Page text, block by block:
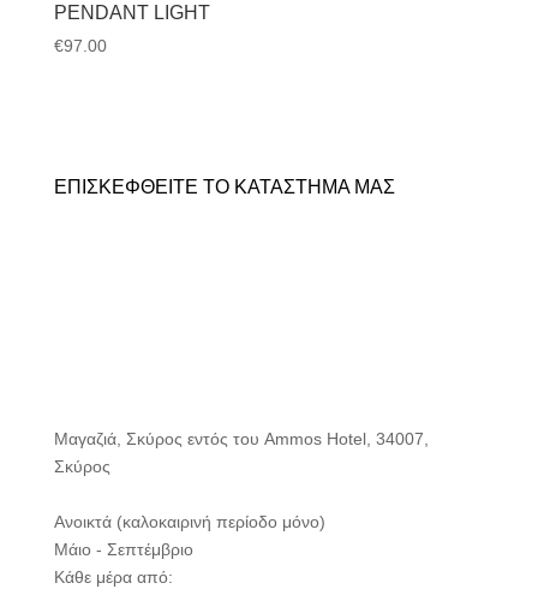
PENDANT LIGHT
€97.00
ΕΠΙΣΚΕΦΘΕΙΤΕ ΤΟ ΚΑΤΑΣΤΗΜΑ ΜΑΣ
Μαγαζιά, Σκύρος εντός του Ammos Hotel, 34007,
Σκύρος
Ανοικτά (καλοκαιρινή περίοδο μόνο)
Μάιο - Σεπτέμβριο
Κάθε μέρα από: